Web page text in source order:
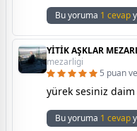
Bu yoruma 1 cevap
YİTİK AŞKLAR
mezarligi
5 puan
yürek sesiniz
Bu yoruma 1 cevap